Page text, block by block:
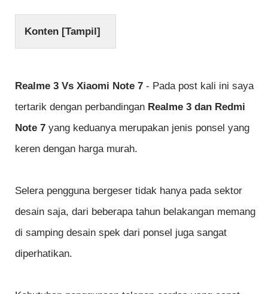
Konten [Tampil]
Realme 3 Vs Xiaomi Note 7 - Pada post kali ini saya
tertarik dengan perbandingan Realme 3 dan Redmi
Note 7 yang keduanya merupakan jenis ponsel yang
keren dengan harga murah.
Selera pengguna bergeser tidak hanya pada sektor
desain saja, dari beberapa tahun belakangan memang
di samping desain spek dari ponsel juga sangat
diperhatikan.